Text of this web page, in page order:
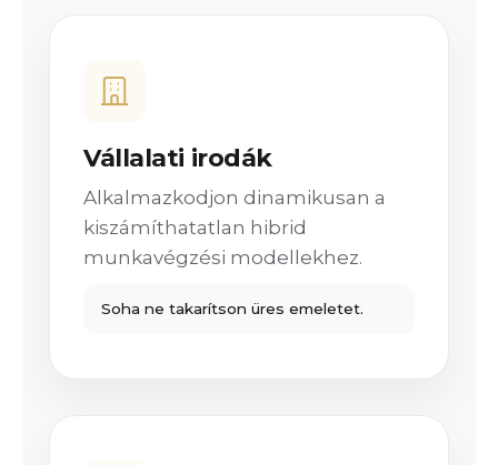
Vállalati irodák
Alkalmazkodjon dinamikusan a
kiszámíthatatlan hibrid
munkavégzési modellekhez.
Soha ne takarítson üres emeletet.